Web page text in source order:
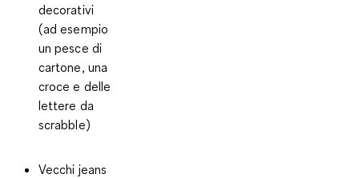
decorativi
(ad esempio
un pesce di
cartone, una
croce e delle
lettere da
scrabble)
Vecchi jeans